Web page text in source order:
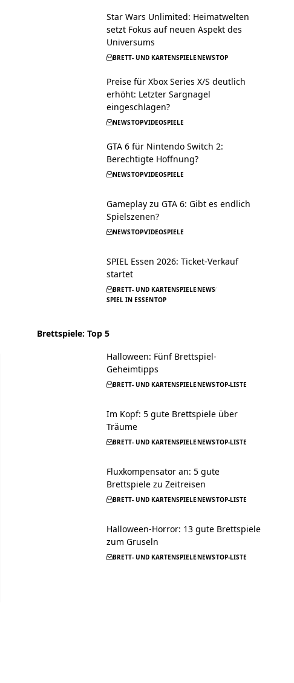
Star Wars Unlimited: Heimatwelten
setzt Fokus auf neuen Aspekt des
Universums
BRETT- UND KARTENSPIELENEWSTOP
Preise für Xbox Series X/S deutlich
erhöht: Letzter Sargnagel
eingeschlagen?
NEWSTOPVIDEOSPIELE
GTA 6 für Nintendo Switch 2:
Berechtigte Hoffnung?
NEWSTOPVIDEOSPIELE
Gameplay zu GTA 6: Gibt es endlich
Spielszenen?
NEWSTOPVIDEOSPIELE
SPIEL Essen 2026: Ticket-Verkauf
startet
BRETT- UND KARTENSPIELENEWS
SPIEL IN ESSENTOP
Brettspiele: Top 5
Halloween: Fünf Brettspiel-
Geheimtipps
BRETT- UND KARTENSPIELENEWSTOP-LISTE
Im Kopf: 5 gute Brettspiele über
Träume
BRETT- UND KARTENSPIELENEWSTOP-LISTE
Fluxkompensator an: 5 gute
Brettspiele zu Zeitreisen
BRETT- UND KARTENSPIELENEWSTOP-LISTE
Halloween-Horror: 13 gute Brettspiele
zum Gruseln
BRETT- UND KARTENSPIELENEWSTOP-LISTE